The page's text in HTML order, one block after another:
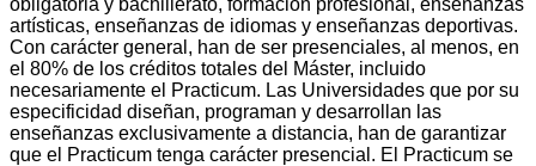
obligatoria y bachillerato, formación profesional, enseñanzas
artísticas, enseñanzas de idiomas y enseñanzas deportivas.
Con carácter general, han de ser presenciales, al menos, en
el 80% de los créditos totales del Máster, incluido
necesariamente el Practicum. Las Universidades que por su
especificidad diseñan, programan y desarrollan las
enseñanzas exclusivamente a distancia, han de garantizar
que el Practicum tenga carácter presencial. El Practicum se